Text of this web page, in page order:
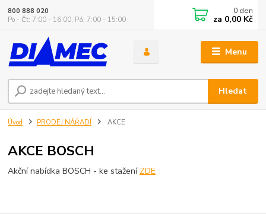
Menu
Hledat
800 888 020
Po - Čt: 7:00 - 16:00, Pá: 7:00 - 15:00
0 den
za 0,00 Kč
Úvod PRODEJ NÁŘADÍ AKCE
AKCE BOSCH
Akční nabídka BOSCH - ke stažení ZDE